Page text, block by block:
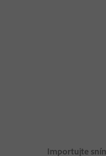
Importujte